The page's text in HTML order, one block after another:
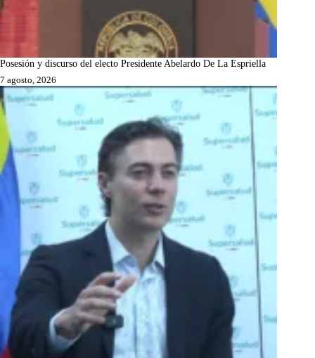
Posesión y discurso del electo Presidente Abelardo De La Espriella
7 agosto, 2026